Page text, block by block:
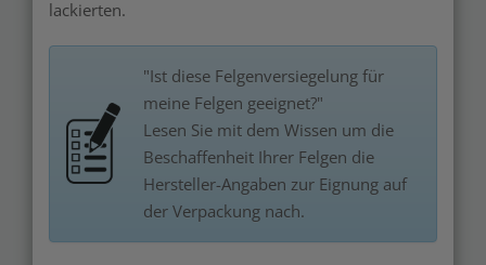
lackierten.
"Ist diese Felgenversiegelung für
meine Felgen geeignet?"
Lesen Sie mit dem Wissen um die
Beschaffenheit Ihrer Felgen die
Hersteller-Angaben zur Eignung auf
der Verpackung nach.